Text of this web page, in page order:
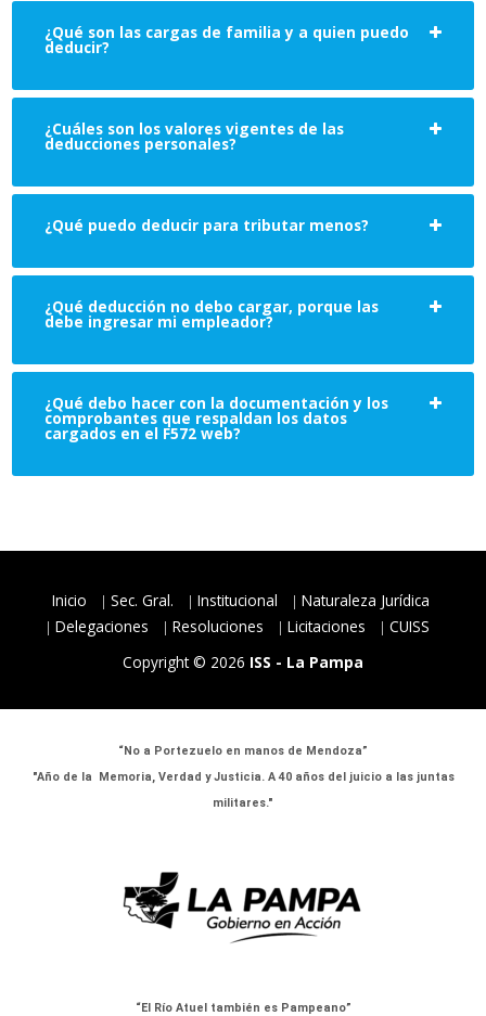
¿Qué son las cargas de familia y a quien puedo
deducir?
¿Cuáles son los valores vigentes de las
deducciones personales?
¿Qué puedo deducir para tributar menos?
¿Qué deducción no debo cargar, porque las
debe ingresar mi empleador?
¿Qué debo hacer con la documentación y los
comprobantes que respaldan los datos
cargados en el F572 web?
Inicio Sec. Gral. Institucional
Naturaleza Jurídica
Delegaciones
Resoluciones Licitaciones
CUISS
Copyright © 2026 ISS - La Pampa
“No a Portezuelo en manos de Mendoza”
"Año de la Memoria, Verdad y Justicia. A 40 años del juicio a las juntas
militares."
“El Río Atuel también es Pampeano”